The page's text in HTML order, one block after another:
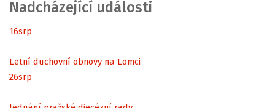
Nadcházející události
16srp
Letní duchovní obnovy na Lomci
26srp